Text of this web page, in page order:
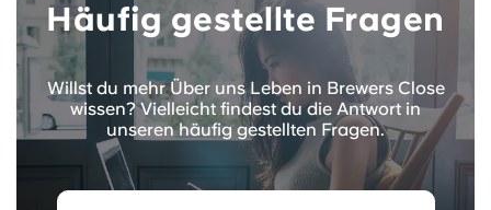
Häufig gestellte Fragen
Willst du mehr Über uns Leben in Brewers Close
wissen? Vielleicht findest du die Antwort in
unseren häufig gestellten Fragen.